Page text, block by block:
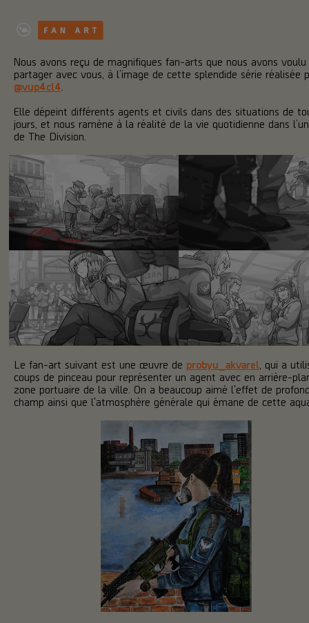
Nous avons reçu de magnifiques fan-arts que nous avons voulu
partager avec vous, à l’image de cette splendide série réalisée
@vup4cl4
Elle dépeint différents agents et civils dans des situations de
jours, et nous ramène à la réalité de la vie quotidienne dans
de The Division.
Le fan-art suivant est une œuvre de probyu_akvarel , qui a
coups de pinceau pour représenter un agent avec en arrière-
zone portuaire de la ville. On a beaucoup aimé l'effet de
champ ainsi que l'atmosphère générale qui émane de cette